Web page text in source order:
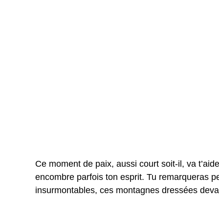
Ce moment de paix, aussi court soit-il, va
encombre parfois ton esprit. Tu remarqueras
insurmontables, ces montagnes dressées